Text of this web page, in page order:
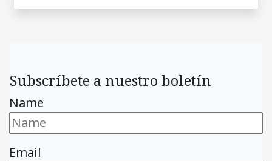
Subscríbete a nuestro boletín
Name
Email